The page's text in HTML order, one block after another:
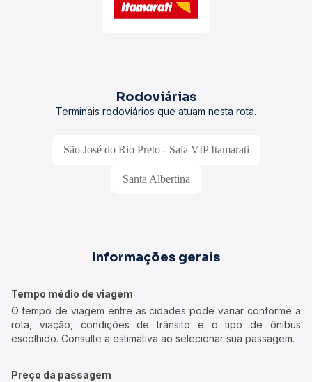
Rodoviárias
Terminais rodoviários que atuam nesta rota.
São José do Rio Preto - Sala VIP Itamarati
Santa Albertina
Informações gerais
Tempo médio de viagem
O tempo de viagem entre as cidades pode variar conforme a
rota, viação, condições de trânsito e o tipo de ônibus
escolhido. Consulte a estimativa ao selecionar sua passagem.
Preço da passagem